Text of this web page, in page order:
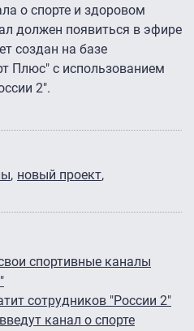
о спорте и здоровом
должен появиться в эфире
создан на базе
Плюс" с использованием
2".
новый проект
спортивные каналы
сотрудников "России 2"
канал о спорте